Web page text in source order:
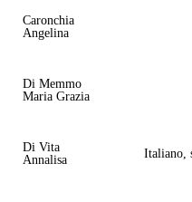
Caronchia
Angelina
Di Memmo
Maria Grazia
Di Vita
Annalisa
Italiano,